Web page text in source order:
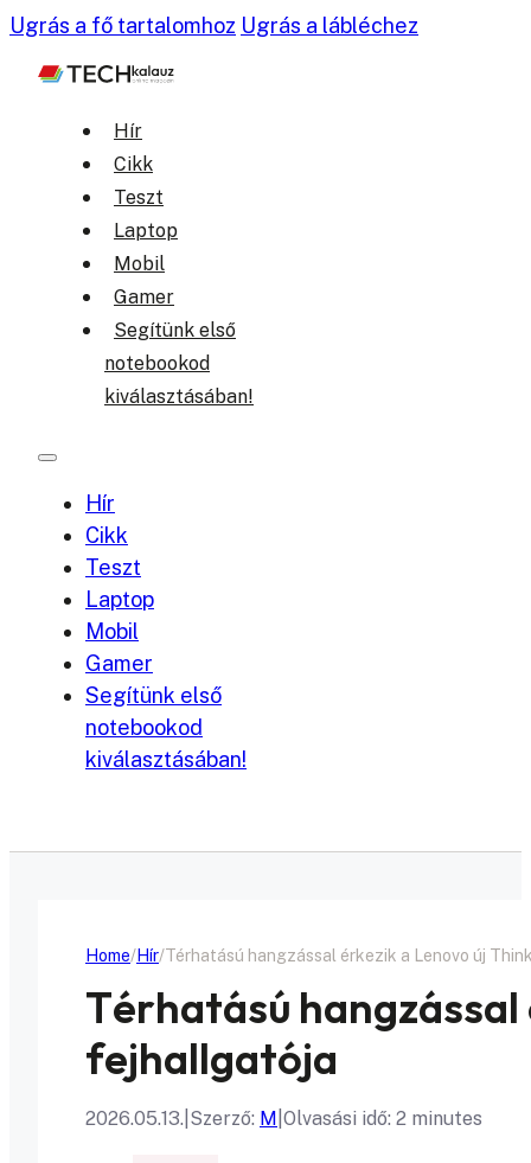
Ugrás a fő tartalomhoz Ugrás a lábléchez
Hír
Cikk
Teszt
Laptop
Mobil
Gamer
Segítünk első
notebookod
kiválasztásában!
Hír
Cikk
Teszt
Laptop
Mobil
Gamer
Segítünk első
notebookod
kiválasztásában!
Home Hír Térhatású hangzással érkezik a Lenovo új
Térhatású
fejhallgatója
2026.05.13. Szerző: M Olvasási idő: 2 minutes